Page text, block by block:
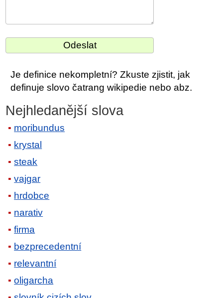
Je definice nekompletní? Zkuste zjistit, jak
definuje slovo čatrang wikipedie nebo abz.
Nejhledanější slova
moribundus
krystal
steak
vajgar
hrdobce
narativ
firma
bezprecedentní
relevantní
oligarcha